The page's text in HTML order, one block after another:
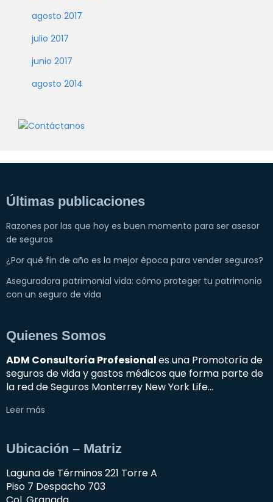
agosto 2017
julio 2017
junio 2017
agosto 2014
Últimas publicaciones
Razones por las que hoy es buen momento para ser asesor
de seguros
¿Por qué fin de año es la mejor época para vender seguros?
Aseguradora patrimonial vida: cómo proteger tu patrimonio
con un seguro de vida
Quienes Somos
ADM Consultoría Profesionales una Promotoría de
seguros de vida y gastos médicos que forma parte de
la red de Seguros Monterrey New York Life…
Leer más
Ubicación – Matriz
Laguna de Términos 221 Torre A
Piso 7 Despacho 703